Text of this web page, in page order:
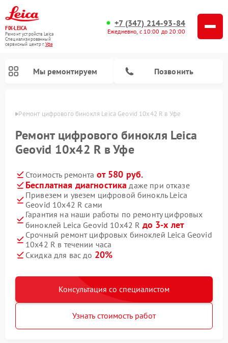
FIX-LEICA
Ремонт устройств Leica
Специализированный
cервисный центр г.Уфа
+7 (347) 214-93-84
Ежедневно, с 10:00 до 20:00
Мы ремонтируем Позвонить
Уфе Ремонт цифрового бинокля Leica Geovid 10x42 R в Уфе
Ремонт цифрового бинокля Leica
Geovid 10x42 R в Уфе
Стоимость ремонта от 580 руб.
Бесплатная диагностика даже при отказе
Привезем и увезем цифровой бинокль Leica
Geovid 10x42 R сами
Гарантия на наши работы по ремонту цифровых
биноклей Leica Geovid 10x42 R до 3-х лет
Срочный ремонт цифровых биноклей Leica Geovid
10x42 R в течении часа
Скидка для вас до 20%
Консультация со специалистом
Узнать стоимость работ